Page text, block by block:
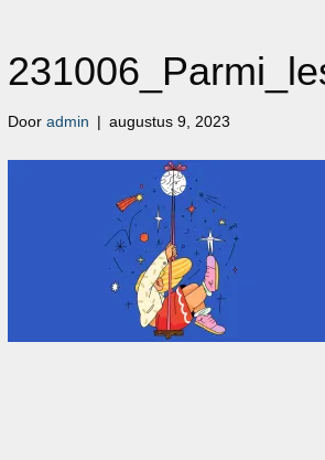
Door admin | augustus 9, 2023